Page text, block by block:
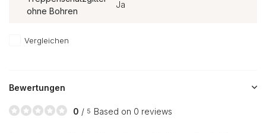
ohne Bohren
Ja
Vergleichen
Bewertungen
0 / 5 Based on 0 reviews